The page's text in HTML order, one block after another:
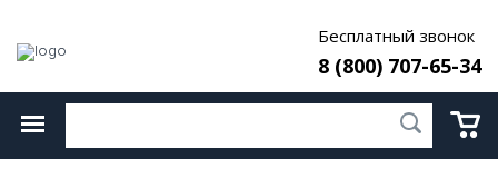
Бесплатный звонок
8 (800) 707-65-34